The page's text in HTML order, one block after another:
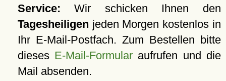
Service: Wir schicken Ihnen den
Tagesheiligen jeden Morgen kostenlos in
Ihr E-Mail-Postfach. Zum Bestellen bitte
dieses E-Mail-Formular aufrufen und die
Mail absenden.